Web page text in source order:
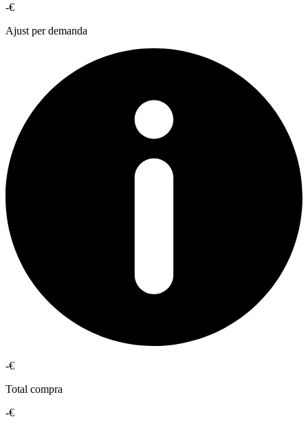
-€
Ajust per demanda
-€
Total compra
-€